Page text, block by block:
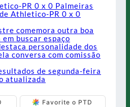
PR 0 x 0 Palmeiras
Athletico-PR 0 x 0
comemora outra boa
buscar espaço
personalidade dos
conversa com comissão
de segunda-feira
atualizada
Favorite o PTD